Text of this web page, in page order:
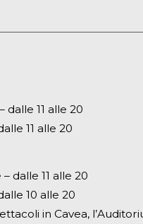
11 alle 20
11 alle 20
dalle 11 alle 20
10 alle 20
in Cavea,